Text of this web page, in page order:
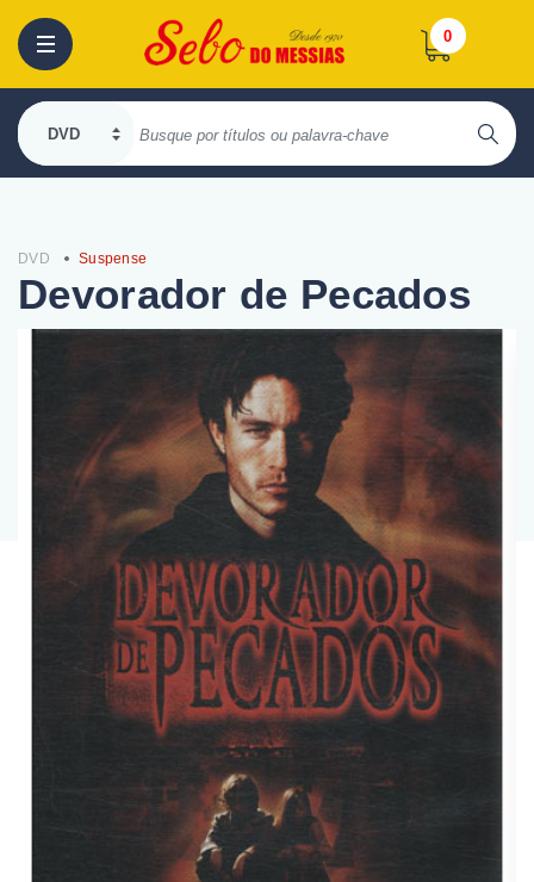
0
DVD Suspense
Devorador de Pecados